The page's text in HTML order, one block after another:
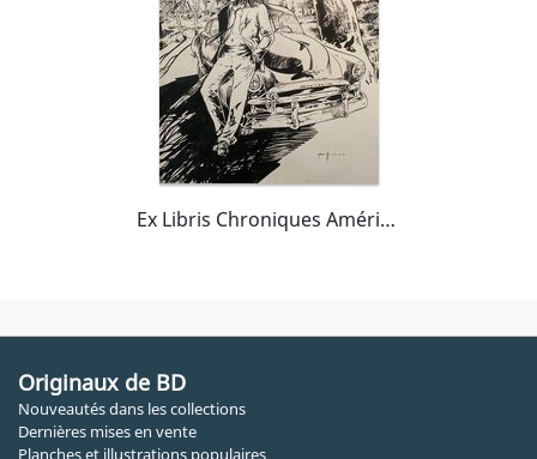
Ex Libris Chroniques Américaines
Originaux de BD
Nouveautés dans les collections
Dernières mises en vente